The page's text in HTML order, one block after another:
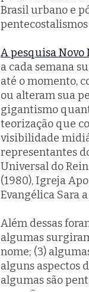
Brasil urbano e
A pesquisa Novo
a cada semana
até o momento,
ou alteram sua
gigantismo
teorização que
visibilidade
representantes
Universal do
(1980), Igreja
Evangélica Sara
Além dessas
algumas
nome; (3)
alguns aspectos
algumas são